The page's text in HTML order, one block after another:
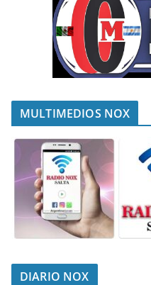
MULTIMEDIOS NOX
DIARIO NOX